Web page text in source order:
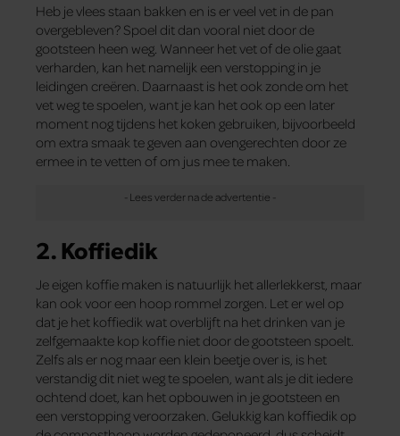
Heb je vlees staan bakken en is er veel vet in de pan
overgebleven? Spoel dit dan vooral niet door de
gootsteen heen weg. Wanneer het vet of de olie gaat
verharden, kan het namelijk een verstopping in je
leidingen creëren. Daarnaast is het ook zonde om het
vet weg te spoelen, want je kan het ook op een later
moment nog tijdens het koken gebruiken, bijvoorbeeld
om extra smaak te geven aan ovengerechten door ze
ermee in te vetten of om jus mee te maken.
2. Koffiedik
Je eigen koffie maken is natuurlijk het allerlekkerst, maar
kan ook voor een hoop rommel zorgen. Let er wel op
dat je het koffiedik wat overblijft na het drinken van je
zelfgemaakte kop koffie niet door de gootsteen spoelt.
Zelfs als er nog maar een klein beetje over is, is het
verstandig dit niet weg te spoelen, want als je dit iedere
ochtend doet, kan het opbouwen in je gootsteen en
een verstopping veroorzaken. Gelukkig kan koffiedik op